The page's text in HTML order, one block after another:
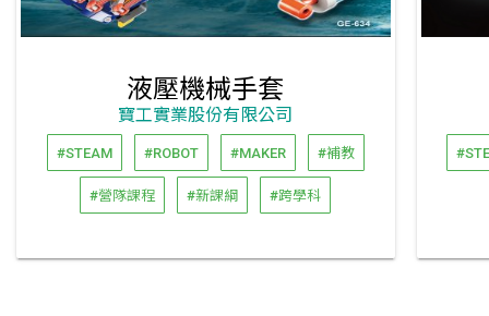
液壓機械手套
寶工實業股份有限公司
#STEAM #ROBOT #MAKER #補教
#營隊課程 #新課綱 #跨學科